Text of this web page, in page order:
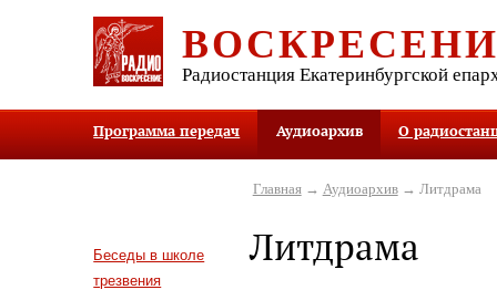
Радиостанция Екатеринбургской
Программа передач Аудиоархив О
Беседы в школе
трезвения
Главная→ Аудиоархив→ Литдрама
Литдрама